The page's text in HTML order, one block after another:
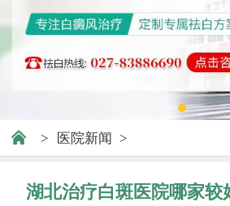
> 医院新闻 >
湖北治疗白斑医院哪家较